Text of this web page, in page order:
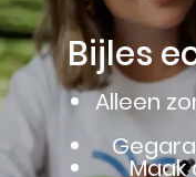
Bijles
Alleen
Maak